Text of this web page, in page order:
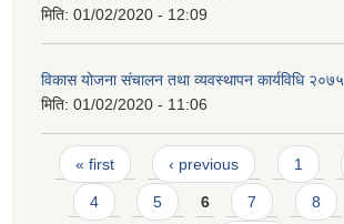
मिति: 01/02/2020 - 12:09
विकास योजना संचालन तथा व्यवस्थापन कार्यविधि २०७५
मिति: 01/02/2020 - 11:06
Pages
« first ‹ previous 1
4 5 6 7 8